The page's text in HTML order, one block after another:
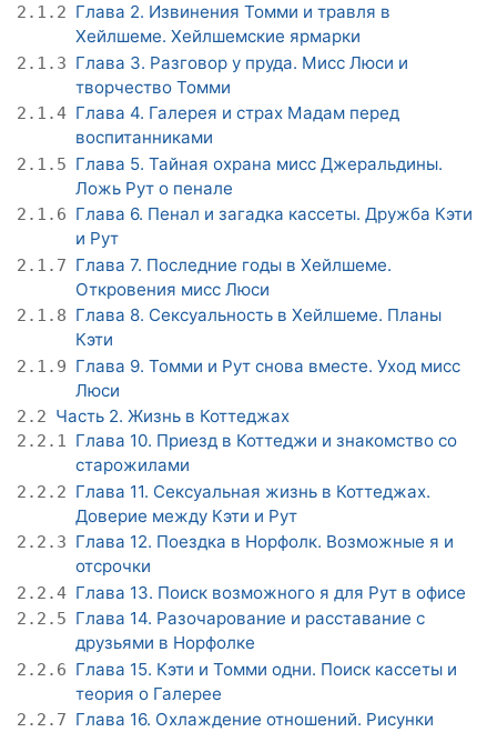
2.1.2 Глава 2. Извинения Томми и травля в
Хейлшеме. Хейлшемские ярмарки
2.1.3 Глава 3. Разговор у пруда. Мисс Люси и
творчество Томми
2.1.4 Глава 4. Галерея и страх Мадам перед
воспитанниками
2.1.5 Глава 5. Тайная охрана мисс Джеральдины.
Ложь Рут о пенале
2.1.6 Глава 6. Пенал и загадка кассеты. Дружба Кэти
и Рут
2.1.7 Глава 7. Последние годы в Хейлшеме.
Откровения мисс Люси
2.1.8 Глава 8. Сексуальность в Хейлшеме. Планы
Кэти
2.1.9 Глава 9. Томми и Рут снова вместе. Уход мисс
Люси
2.2 Часть 2. Жизнь в Коттеджах
2.2.1 Глава 10. Приезд в Коттеджи и знакомство со
старожилами
2.2.2 Глава 11. Сексуальная жизнь в Коттеджах.
Доверие между Кэти и Рут
2.2.3 Глава 12. Поездка в Норфолк. Возможные я и
отсрочки
2.2.4 Глава 13. Поиск возможного я для Рут в офисе
2.2.5 Глава 14. Разочарование и расставание с
друзьями в Норфолке
2.2.6 Глава 15. Кэти и Томми одни. Поиск кассеты и
теория о Галерее
2.2.7 Глава 16. Охлаждение отношений. Рисунки